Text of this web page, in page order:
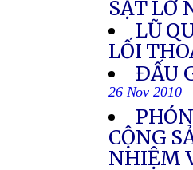
SẠT LỞ
LŨ
LỐI
ÐẤU
26 Nov 2010
CỘNG
NHIỆM